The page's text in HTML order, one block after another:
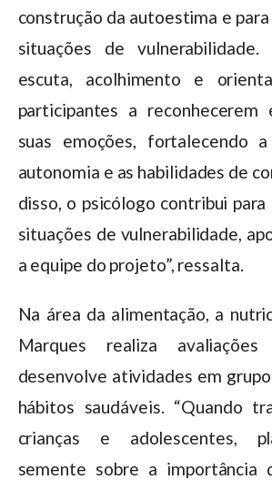
construção da autoestima e
situações de
escuta, acolhimento e
participantes a
suas emoções, fortalecendo
autonomia e as habilidades de
disso, o psicólogo contribui para
situações de vulnerabilidade,
a equipe do projeto”, ressalta.
Na área da alimentação, a
Marques realiza
desenvolve atividades em
hábitos saudáveis. “Quando
crianças e adolescentes,
semente sobre a importância